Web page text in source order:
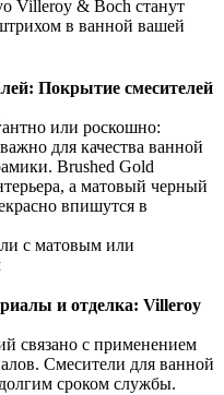
Villeroy & Boch станут
в ванной вашей
Покрытие смесителей
или роскошно:
для качества ванной
Brushed Gold
а матовый черный
впишутся в
с матовым или
и отделка: Villeroy
связано с применением
Смесители для ванной
сроком службы.